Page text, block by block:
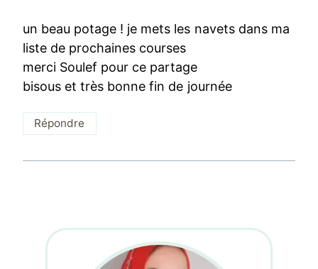
un beau potage ! je mets les navets dans ma
liste de prochaines courses
merci Soulef pour ce partage
bisous et très bonne fin de journée
Répondre